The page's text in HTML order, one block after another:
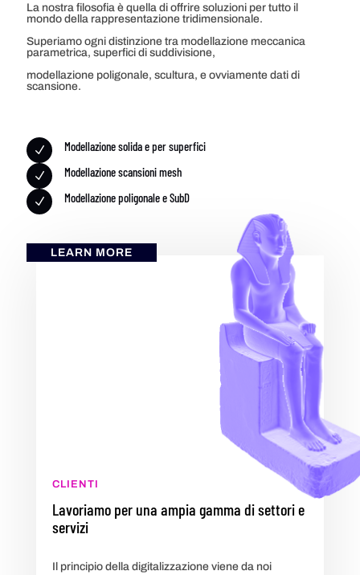
La nostra filosofia è quella di offrire soluzioni per tutto il
mondo della rappresentazione tridimensionale.
Superiamo ogni distinzione tra modellazione meccanica
parametrica, superfici di suddivisione,
modellazione poligonale, scultura, e ovviamente dati di
scansione.
N Modellazione solida e per superfici
N Modellazione scansioni mesh
N Modellazione poligonale e SubD
LEARN MORE
CLIENTI
Lavoriamo per una ampia gamma di settori e
servizi
Il principio della digitalizzazione viene da noi